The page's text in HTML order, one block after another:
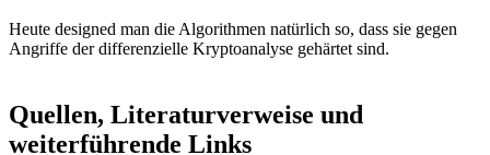
Heute designed man die Algorithmen natürlich so, dass sie gegen
Angriffe der differenzielle Kryptoanalyse gehärtet sind.
Quellen, Literaturverweise und
weiterführende Links